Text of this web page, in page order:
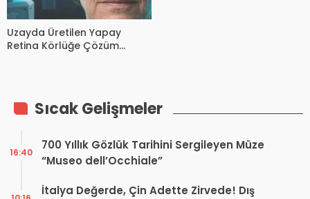
Uzayda Üretilen Yapay
Retina Körlüğe Çözüm
Sıcak Gelişmeler
700 Yıllık Gözlük Tarihini Sergileyen Müze
“Museo dell’Occhiale”
16:40
İtalya Değerde, Çin Adette Zirvede! Dış